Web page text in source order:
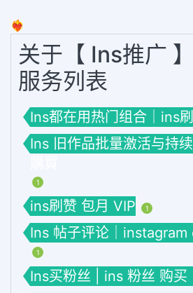
❤️‍🔥
关于【 Ins推广
服务列表
Ins都在用热门组合｜ins
Ins 旧作品批量激活与持
1
ins刷赞 包月 VIP 1
Ins 帖子评论｜
1
Ins买粉丝 | ins 粉丝 购买